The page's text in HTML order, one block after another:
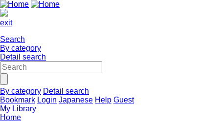
exit
Search
By category
Detail search
By category Detail search
Bookmark Login Japanese Help Guest
My Library
Home